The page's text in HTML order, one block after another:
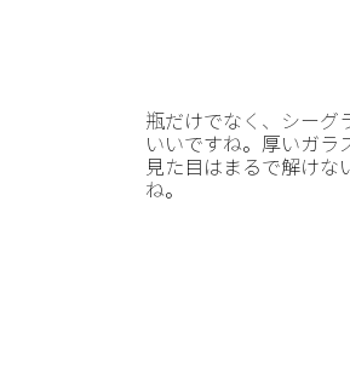
瓶だけでなく、シーグ
いいですね。厚いガラ
見た目はまるで解けな
ね。